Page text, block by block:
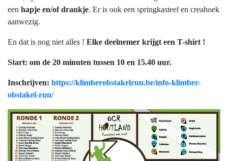
een hapje en/of drankje. Er is ook een springkasteel en creahoek
aanwezig.
En dat is nog niet alles ! Elke deelnemer krijgt een T-shirt !
Start: om de 20 minuten tussen 10 en 15.40 uur.
Inschrijven: https://klimberobstakelrun.be/info-klimber-
obstakel-run/